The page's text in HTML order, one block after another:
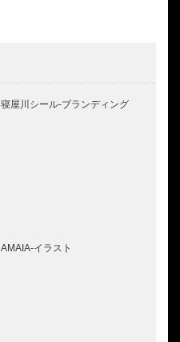
寝屋川シール-ブランディング
AMAIA-イラスト